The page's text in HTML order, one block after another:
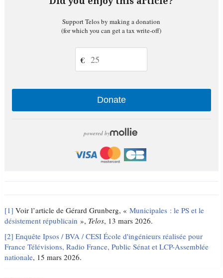
Support Telos by making a donation
(for which you can get a tax write-off)
€
Donate
powered by
[1] Voir l’article de Gérard Grunberg, «Municipales : le PS et le
désistement républicain », Telos, 13 mars 2026.
[2] Enquête Ipsos / BVA / CESI École d'ingénieurs réalisée pour
France Télévisions, Radio France, Public Sénat et LCP-Assemblée
nationale, 15 mars 2026.